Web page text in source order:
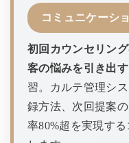
コミュニケーシ
初回カウンセリン
客の悩みを引き出
習。カルテ管理シ
録方法、次回提案
率80%超を実現す